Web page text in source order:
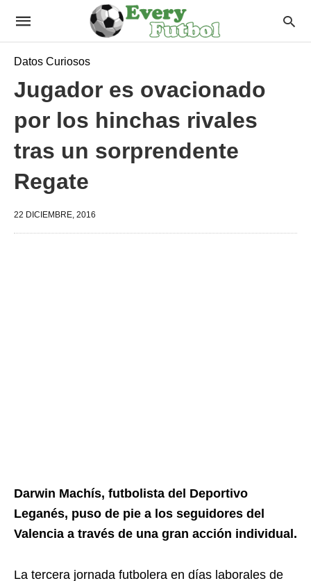
Datos Curiosos
Jugador es ovacionado
por los hinchas rivales
tras un sorprendente
Regate
22 DICIEMBRE, 2016
Darwin Machís, futbolista del Deportivo
Leganés, puso de pie a los seguidores del
Valencia a través de una gran acción individual.
La tercera jornada futbolera en días laborales de